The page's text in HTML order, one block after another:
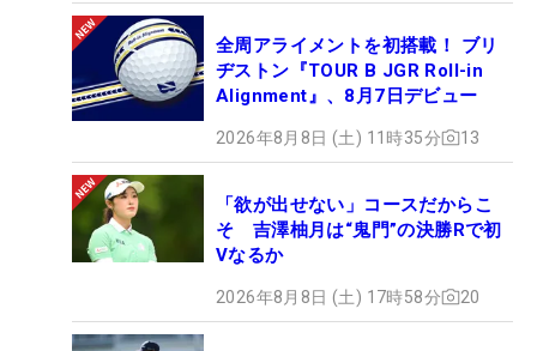
全周アライメントを初搭載！ ブリ
ヂストン『TOUR B JGR Roll-in
Alignment』、8月7日デビュー
2026年8月8日 (土) 11時35分 13
「欲が出せない」コースだからこ
そ 吉澤柚月は“鬼門”の決勝Rで初
Vなるか
2026年8月8日 (土) 17時58分 20